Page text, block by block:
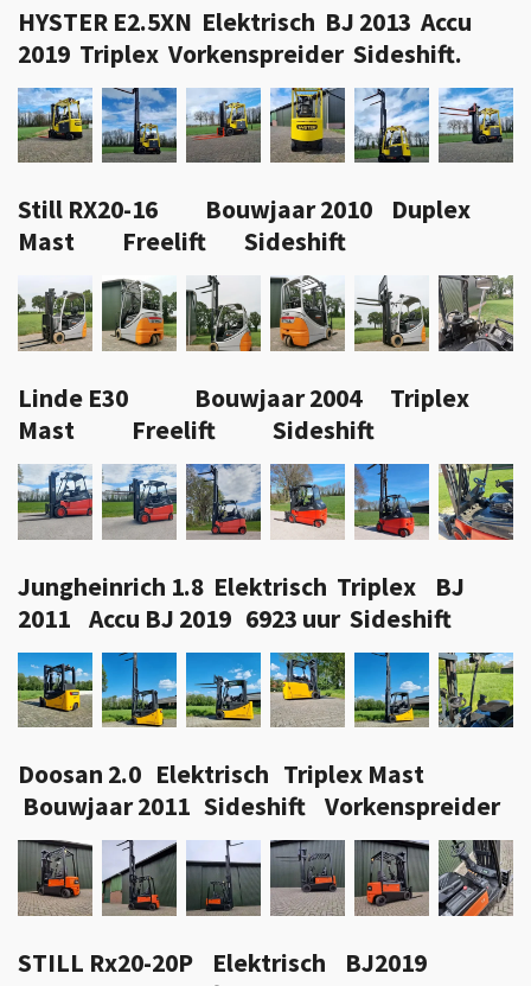
HYSTER E2.5XN Elektrisch BJ 2013 Accu
2019 Triplex Vorkenspreider Sideshift.
Still RX20-16 Bouwjaar 2010 Duplex
Mast Freelift Sideshift
Linde E30 Bouwjaar 2004 Triplex
Mast Freelift Sideshift
Jungheinrich 1.8 Elektrisch Triplex BJ
2011 Accu BJ 2019 6923 uur Sideshift
Doosan 2.0 Elektrisch Triplex Mast
Bouwjaar 2011 Sideshift Vorkenspreider
STILL Rx20-20P Elektrisch BJ2019